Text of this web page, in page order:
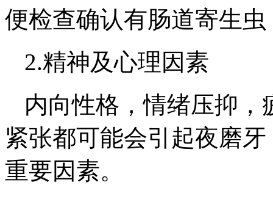
便检查确认有肠道寄生
2.精神及心理因素
内向性格，情绪压抑
紧张都可能会引起夜磨
重要因素。